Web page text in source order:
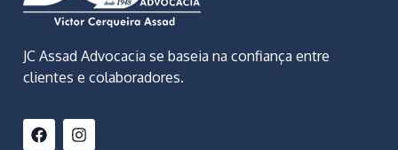
JC Assad Advocacia se baseia na confiança entre
clientes e colaboradores.